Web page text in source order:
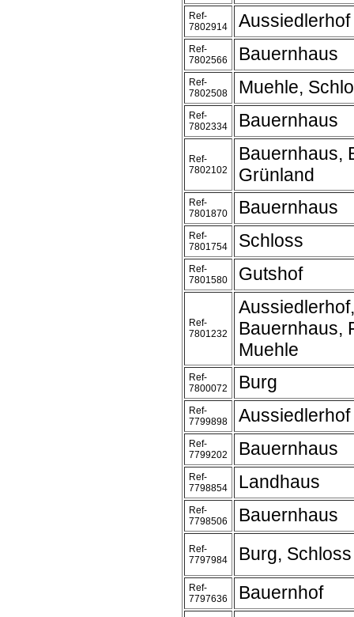
Ref-
7802914
Aussiedlerhof
Ref-
7802566
Bauernhaus
Ref-
7802508
Muehle,
Ref-
7802334
Bauernhaus
Ref-
7802102
Bauernhaus,
Grünland
Ref-
7801870
Bauernhaus
Ref-
7801754
Schloss
Ref-
7801580
Gutshof
Ref-
7801232
Aussiedlerhof,
Bauernhaus,
Muehle
Ref-
7800072
Burg
Ref-
7799898
Aussiedlerhof
Ref-
7799202
Bauernhaus
Ref-
7798854
Landhaus
Ref-
7798506
Bauernhaus
Ref-
7797984
Burg, Schloss
Ref-
7797636
Bauernhof